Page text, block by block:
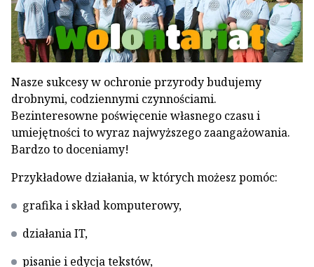
Nasze sukcesy w ochronie przyrody budujemy
drobnymi, codziennymi czynnościami.
Bezinteresowne poświęcenie własnego czasu i
umiejętności to wyraz najwyższego zaangażowania.
Bardzo to doceniamy!
Przykładowe działania, w których możesz pomóc:
grafika i skład komputerowy,
działania IT,
pisanie i edycja tekstów,